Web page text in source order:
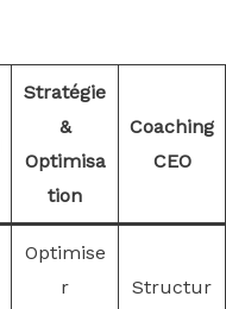
Stratégie
&
Optimisa
tion
Coaching
CEO
Optimise
r
Structur